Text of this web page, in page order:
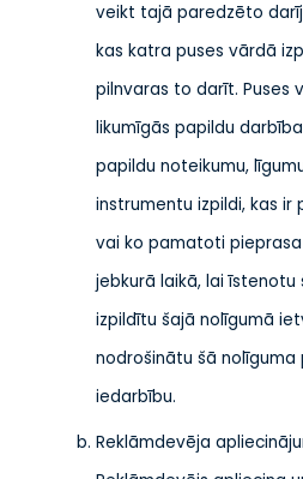
veikt tajā paredzēto
kas katra puses vārdā
pilnvaras to darīt. Puses
likumīgās papildu
papildu noteikumu,
instrumentu izpildi, kas
vai ko pamatoti
jebkurā laikā, lai īstenotu
izpildītu šajā nolīgumā
nodrošinātu šā nolīguma
iedarbību.
Reklāmdevēja